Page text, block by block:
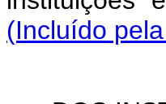
(Incluído